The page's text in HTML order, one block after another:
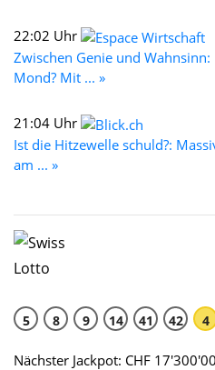
22:02 Uhr
Zwischen Genie und
Mond? Mit ... »
21:04 Uhr
Ist die Hitzewelle schuld?:
am ... »
5 8 9 14 41 42 4
Nächster Jackpot: CHF